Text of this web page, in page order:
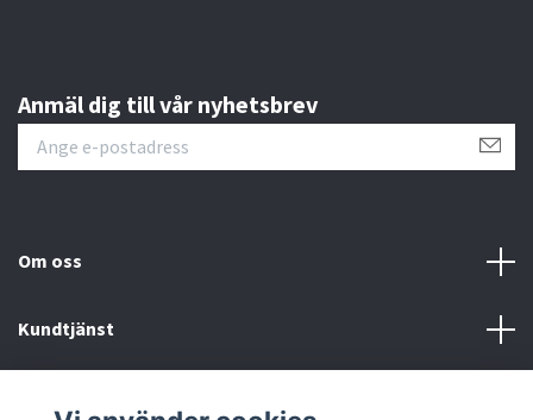
Anmäl dig till vår nyhetsbrev
Om oss
Kundtjänst